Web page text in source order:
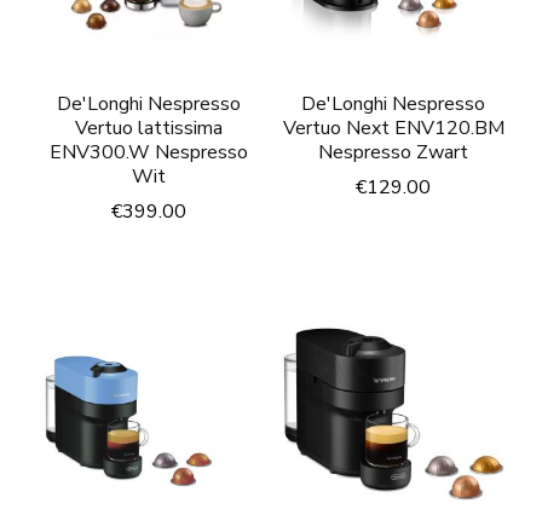
De'Longhi Nespresso
Vertuo lattissima
ENV300.W Nespresso
Wit
€399.00
De'Longhi Nespresso
Vertuo Next ENV120.BM
Nespresso Zwart
€129.00